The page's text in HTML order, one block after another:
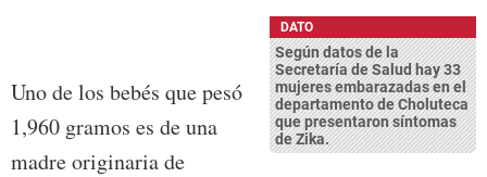
DATO
Según datos de la
Secretaría de Salud hay 33
mujeres embarazadas en el
departamento de Choluteca
que presentaron síntomas
de Zika.
Uno de los bebés que pesó
1,960 gramos es de una
madre originaria de